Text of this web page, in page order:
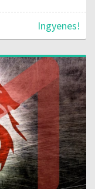
Ingyenes!